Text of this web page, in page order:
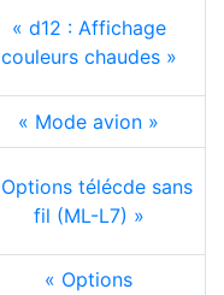
d12 : Affichage
couleurs chaudes
Mode avion
Options télécde sans
fil (ML-L7)
Options